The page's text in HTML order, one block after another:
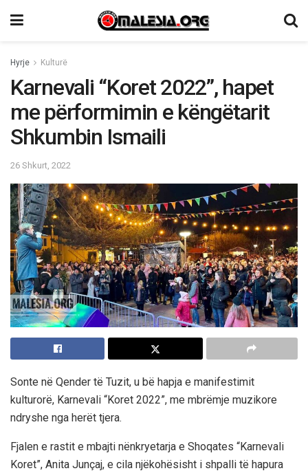
Hyrje Kulturë
Karnevali “Koret 2022”, hapet
me përformimin e këngëtarit
Shkumbin Ismaili
26 Shkurt, 2022
Sonte në Qender të Tuzit, u bë hapja e manifestimit
kulturorë, Karnevali “Koret 2022”, me mbrëmje muzikore
ndryshe nga herët tjera.
Fjalen e rastit e mbajti nënkryetarja e Shoqates “Karnevali
Koret”, Anita Junçaj, e cila njëkohësisht i shpalli të hapura